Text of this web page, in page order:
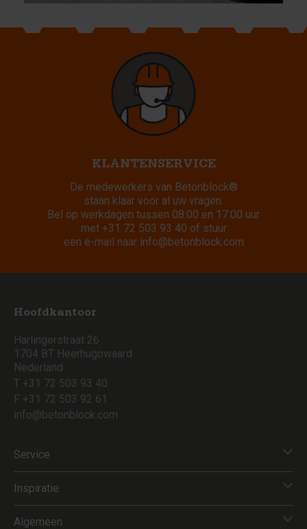
KLANTENSERVICE
De medewerkers van Betonblock®
staan klaar voor al uw vragen.
Bel op werkdagen tussen 08:00 en 17:00 uur
met +31 72 503 93 40 of stuur
een e-mail naar info@betonblock.com
Hoofdkantoor
Harlingerstraat 26
1704 BT Heerhugowaard
Nederland
T +31 72 503 93 40
F +31 72 503 92 61
info@betonblock.com
Service
Inspiratie
Algemeen